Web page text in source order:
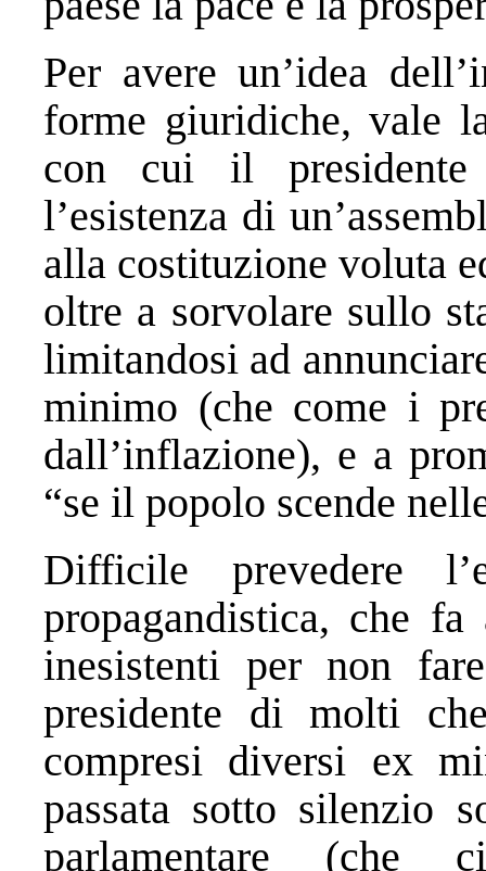
Per avere un’idea
forme giuridiche, vale
con cui il presidente
l’esistenza di
alla costituzione voluta
oltre a sorvolare sullo
limitandosi ad
minimo (che come i
dall’inflazione), e a
“se il popolo scende
Difficile prevedere
propagandistica, che
inesistenti per non
presidente di molti
compresi diversi ex
passata sotto silenzio
parlamentare